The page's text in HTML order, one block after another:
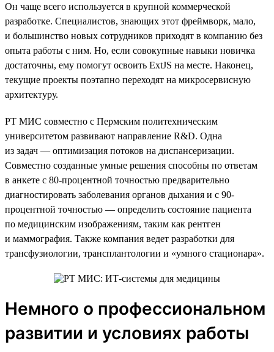
Он чаще всего используется в крупной коммерческой
разработке. Специалистов, знающих этот фреймворк, мало,
и большинство новых сотрудников приходят в компанию без
опыта работы с ним. Но, если совокупные навыки новичка
достаточны, ему помогут освоить ExtJS на месте. Наконец,
текущие проекты поэтапно переходят на микросервисную
архитектуру.
РТ МИС совместно с Пермским политехническим
университетом развивают направление R&D. Одна
из задач — оптимизация потоков на диспансеризации.
Совместно созданные умные решения способны по ответам
в анкете с 80-процентной точностью предварительно
диагностировать заболевания органов дыхания и с 90-
процентной точностью — определить состояние пациента
по медицинским изображениям, таким как рентген
и маммография. Также компания ведет разработки для
трансфузиологии, трансплантологии и «умного стационара».
Немного о профессиональном
развитии и условиях работы